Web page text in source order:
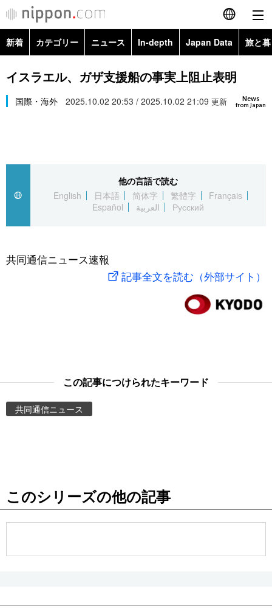
English
简体字
繁體字
العربية
社会
旅と暮らし
東京
新着 カテゴリー ニュース In-depth Japan Data 旅と
政治・外交
経済・ビジネス
社会
文化
科学・技術
暮らし
Topics
Images
お知らせ
イスラエル、ガザ支援船の事実上阻止表明
News
from Japan
国際・海外 2025.10.02 20:53 / 2025.10.02 21:09 更新
他の言語で読む
English
日本語 简体字 繁體字
Français
Español
العربية Русский
共同通信ニュース速報
記事全文を読む（外部サイト）
この記事につけられたキーワード
共同通信ニュース
このシリーズの他の記事